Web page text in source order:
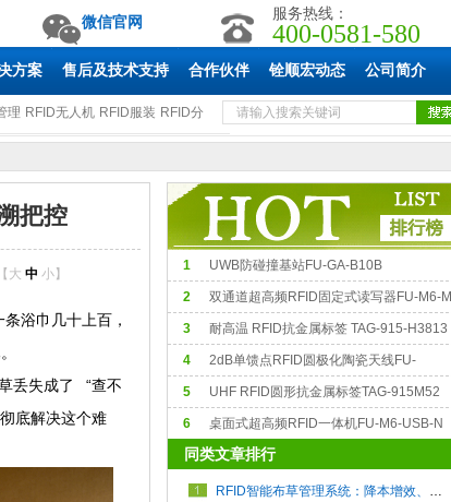
微信官网 服务热线：
400-0581-580
方案 售后及技术支持 合作伙伴 铨顺宏动态 公司简介
理 RFID无人机 RFID服装 RFID分
把控
大 中 小】
浴巾几十上百，
丢失成了 “查不
底解决这个难
1 UWB防碰撞基站FU-GA-B10B
2 双通道超高频RFID固定式读写器FU-M6-M
3 耐高温 RFID抗金属标签 TAG-915-H3813
4
2dB单馈点RFID圆极化陶瓷天线FU-
RFN353502
5 UHF RFID圆形抗金属标签TAG-915M52
6 桌面式超高频RFID一体机FU-M6-USB-N
同类文章排行
RFID智能布草管理系统：降本增效、全流程追溯把控